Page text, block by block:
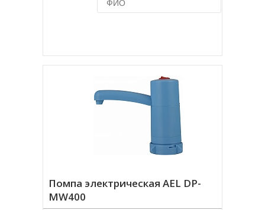
Помпа электрическая AEL DP-
MW400